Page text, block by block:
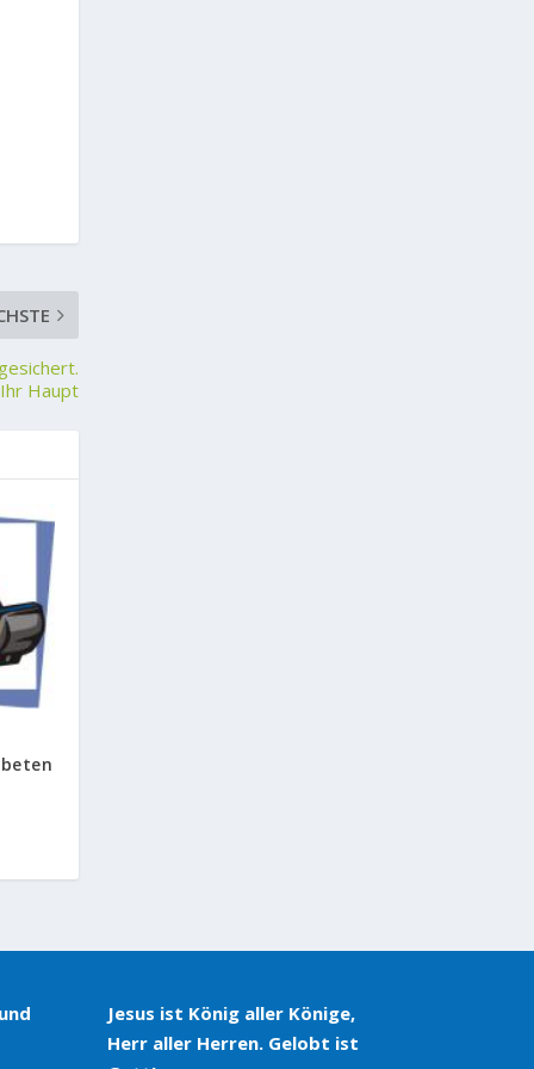
Haupt
Jesus ist König aller Könige,
Herr aller Herren. Gelobt ist